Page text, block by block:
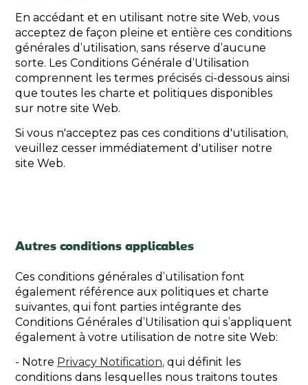
En accédant et en utilisant notre site Web, vous
acceptez de façon pleine et entière ces conditions
générales d’utilisation, sans réserve d’aucune
sorte. Les Conditions Générale d’Utilisation
comprennent les termes précisés ci-dessous ainsi
que toutes les charte et politiques disponibles
sur notre site Web.
Si vous n'acceptez pas ces conditions d'utilisation,
veuillez cesser immédiatement d'utiliser notre
site Web.
Autres conditions applicables
Ces conditions générales d’utilisation font
également référence aux politiques et charte
suivantes, qui font parties intégrante des
Conditions Générales d’Utilisation qui s’appliquent
également à votre utilisation de notre site Web:
- Notre Privacy Notification, qui définit les
conditions dans lesquelles nous traitons toutes